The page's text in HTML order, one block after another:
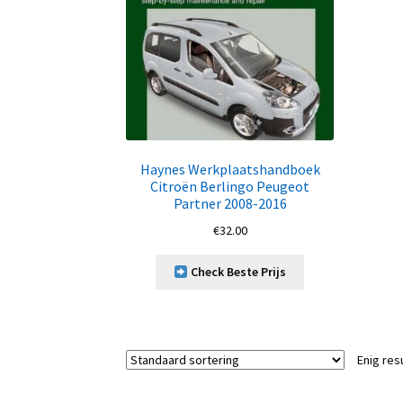
Haynes Werkplaatshandboek
Citroën Berlingo Peugeot
Partner 2008-2016
€32.00
Check Beste Prijs
Enig